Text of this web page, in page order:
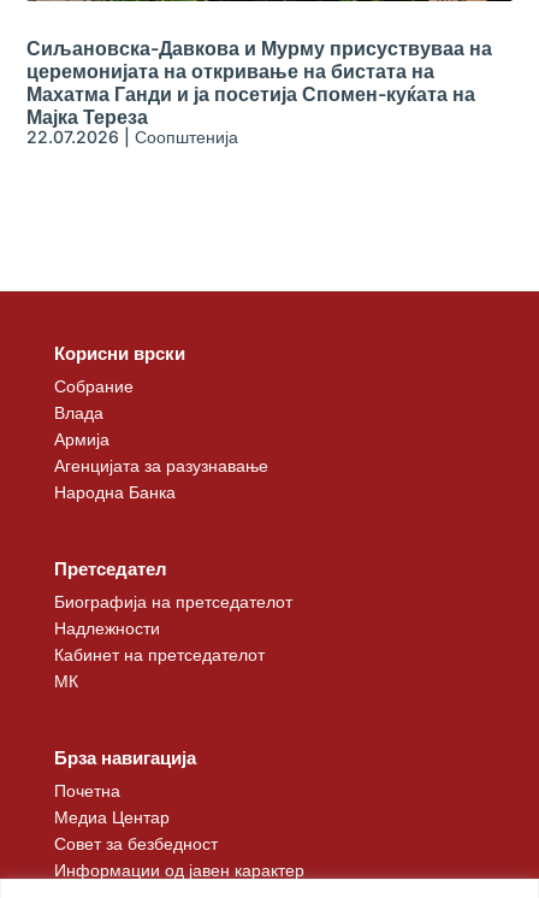
Сиљановска-Давкова и Мурму присуствуваа на
церемонијата на откривање на бистата на
Махатма Ганди и ја посетија Спомен-куќата на
Мајка Тереза
22.07.2026 |Соопштенија
Корисни врски
Собрание
Влада
Армија
Агенцијата за разузнавање
Народна Банка
Претседател
Биографија на претседателот
Надлежности
Кабинет на претседателот
МК
Брза навигација
Почетна
Медиа Центар
Совет за безбедност
Информации од јавен карактер